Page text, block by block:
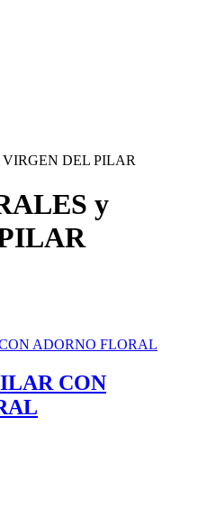
DEL PILAR
y
CON